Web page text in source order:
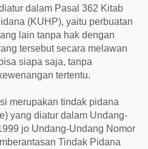
dalam Pasal 362 Kitab
(KUHP), yaitu perbuatan
lain tanpa hak dengan
tersebut secara melawan
siapa saja, tanpa
tertentu.
merupakan tindak pidana
yang diatur dalam Undang-
jo Undang-Undang Nomor
Tindak Pidana